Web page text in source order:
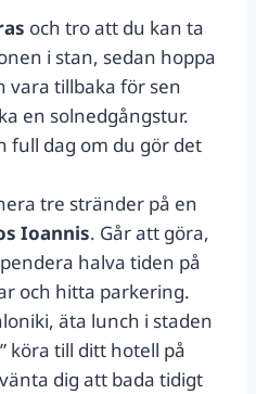
och tro att du kan ta
i stan, sedan hoppa
vara tillbaka för sen
en solnedgångstur.
full dag om du gör det
tre stränder på en
Ioannis. Går att göra,
halva tiden på
och hitta parkering.
äta lunch i staden
köra till ditt hotell på
dig att bada tidigt